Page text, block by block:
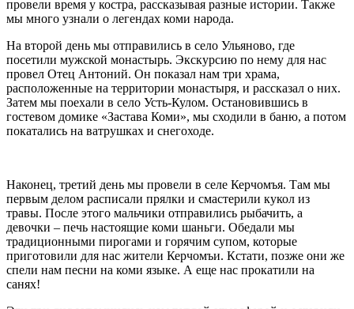
провели время у костра, рассказывая разные истории. Также
мы много узнали о легендах коми народа.
На второй день мы отправились в село Ульяново, где
посетили мужской монастырь. Экскурсию по нему для нас
провел Отец Антоний. Он показал нам три храма,
расположенные на территории монастыря, и рассказал о них.
Затем мы поехали в село Усть-Кулом. Остановившись в
гостевом домике «Застава Коми», мы сходили в баню, а потом
покатались на ватрушках и снегоходе.
Наконец, третий день мы провели в селе Керчомъя. Там мы
первым делом расписали прялки и смастерили кукол из
травы. После этого мальчики отправились рыбачить, а
девочки ‒ печь настоящие коми шаньги. Обедали мы
традиционными пирогами и горячим супом, которые
приготовили для нас жители Керчомъи. Кстати, позже они же
спели нам песни на коми языке. А еще нас прокатили на
санях!